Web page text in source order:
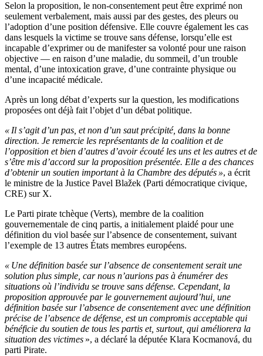
Selon la proposition, le non-consentement peut être exprimé non
seulement verbalement, mais aussi par des gestes, des pleurs ou
l’adoption d’une position défensive. Elle couvre également les cas
dans lesquels la victime se trouve sans défense, lorsqu’elle est
incapable d’exprimer ou de manifester sa volonté pour une raison
objective — en raison d’une maladie, du sommeil, d’un trouble
mental, d’une intoxication grave, d’une contrainte physique ou
d’une incapacité médicale.
Après un long débat d’experts sur la question, les modifications
proposées ont déjà fait l’objet d’un débat politique.
« Il s’agit d’un pas, et non d’un saut précipité, dans la bonne
direction. Je remercie les représentants de la coalition et de
l’opposition et bien d’autres d’avoir écouté les uns et les autres et de
s’être mis d’accord sur la proposition présentée. Elle a des chances
d’obtenir un soutien important à la Chambre des députés », a écrit
le ministre de la Justice Pavel Blažek (Parti démocratique civique,
CRE) sur X.
Le Parti pirate tchèque (Verts), membre de la coalition
gouvernementale de cinq partis, a initialement plaidé pour une
définition du viol basée sur l’absence de consentement, suivant
l’exemple de 13 autres États membres européens.
« Une définition basée sur l’absence de consentement serait une
solution plus simple, car nous n’aurions pas à énumérer des
situations où l’individu se trouve sans défense. Cependant, la
proposition approuvée par le gouvernement aujourd’hui, une
définition basée sur l’absence de consentement avec une définition
précise de l’absence de défense, est un compromis acceptable qui
bénéficie du soutien de tous les partis et, surtout, qui améliorera la
situation des victimes », a déclaré la députée Klara Kocmanová, du
parti Pirate.